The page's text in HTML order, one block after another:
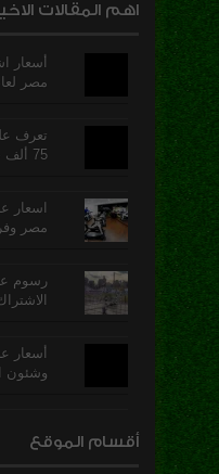
اهم المقالات
أسعار
مصر لعام
تعرف
75 ألف جنية واسعار التجديد السنوى
اسعار
مصر
رسوم
أسعار
وشئون
أقسام الموقع